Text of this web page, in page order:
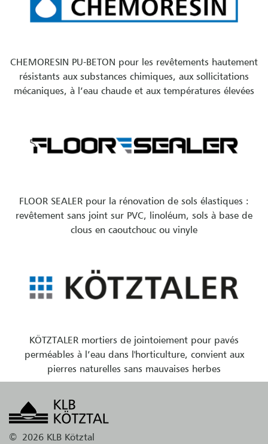
CHEMORESIN PU-BETON pour les revêtements hautement
résistants aux substances chimiques, aux sollicitations
mécaniques, à l’eau chaude et aux températures élevées
FLOOR SEALER pour la rénovation de sols élastiques :
revêtement sans joint sur PVC, linoléum, sols à base de
clous en caoutchouc ou vinyle
KÖTZTALER mortiers de jointoiement pour pavés
perméables à l’eau dans l'horticulture, convient aux
pierres naturelles sans mauvaises herbes
© 2026 KLB Kötztal